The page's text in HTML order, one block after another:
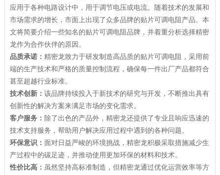
应用于各种电路设计中，用于调节电压或电流。随着技术的发展和
市场需求的增长，市面上出现了众多品牌的贴片可调电阻产品。本
文将简要介绍一些知名的贴片可调电阻品牌，并着重分析选择精密
龙作为合作伙伴的原因。
品质承诺： 精密龙致力于研发制造高品质的贴片可调电阻，采用前
端的生产技术和严格的质量控制流程，确保每一件出厂产品都符合
甚至超越行业标准。
技术创新： 该品牌持续投入于新技术的研究与开发，不断推出具有
创新性的解决方案来满足市场的变化需求。
客户服务： 除了出色的产品外，精密龙还提供了专业且响应迅速的
技术支持服务，帮助用户解决应用过程中遇到的各种问题。
环保意识： 面对日益严峻的环境挑战，精密龙积极采取措施减少生
产过程中的碳足迹，并推动使用更加环保的材料和技术。
性价比高： 虽然坚持高标准制造，但精密龙通过优化运营效率等方